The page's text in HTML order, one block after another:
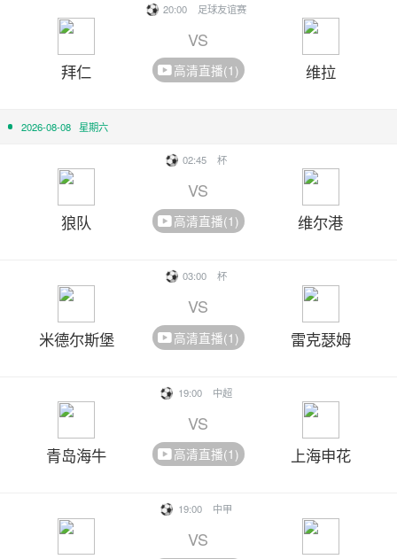
20:00 足球友谊赛
拜仁
VS
高清直播(1) 维拉
2026-08-08 星期六
02:45 杯
狼队
VS
高清直播(1) 维尔港
03:00 杯
米德尔斯堡
VS
高清直播(1) 雷克瑟姆
19:00 中超
青岛海牛
VS
高清直播(1) 上海申花
19:00 中甲
VS